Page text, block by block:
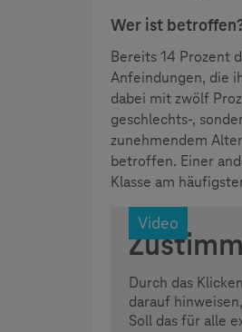
Wer ist
Bereits 14 Prozent
Anfeindungen, die
dabei mit zwölf
geschlechts-,
zunehmendem
betroffen. Einer
Klasse am
Video
Durch das
darauf
Soll das für alle